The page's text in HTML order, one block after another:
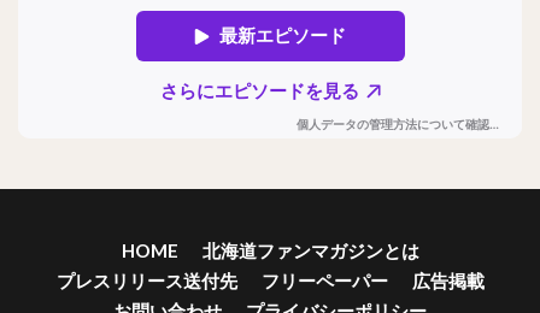
HOME
北海道ファンマガジンとは
プレスリリース送付先
フリーペーパー
広告掲載